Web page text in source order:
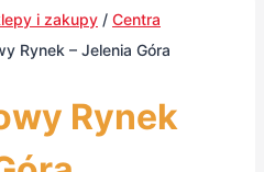
i zakupy / Centra
Rynek – Jelenia Góra
Rynek